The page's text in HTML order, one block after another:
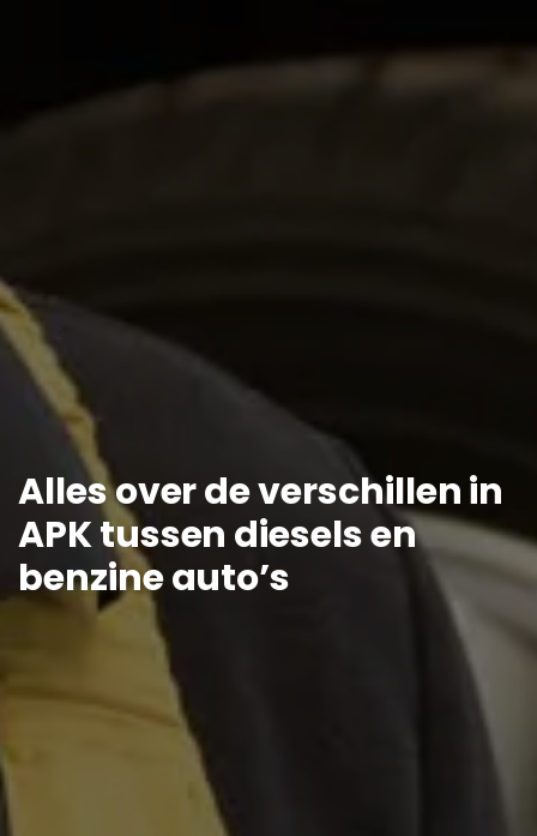
Alles over de verschillen in
APK tussen diesels en
benzine auto’s